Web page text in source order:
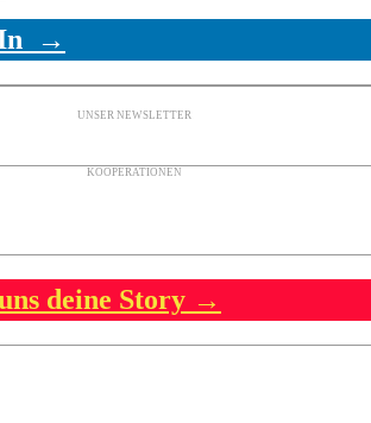
→
UNSER NEWSLETTER
KOOPERATIONEN
deine Story →